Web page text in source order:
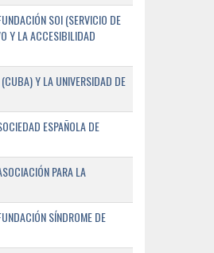
SOI (SERVICIO DE
Y LA ACCESIBILIDAD
Y LA UNIVERSIDAD DE
ESPAÑOLA DE
PARA LA
SÍNDROME DE